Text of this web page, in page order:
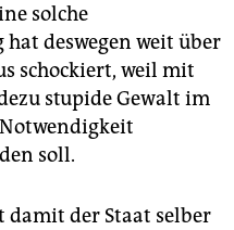
solche
deswegen weit über
schockiert, weil mit
stupide Gewalt im
soll.
der Staat selber